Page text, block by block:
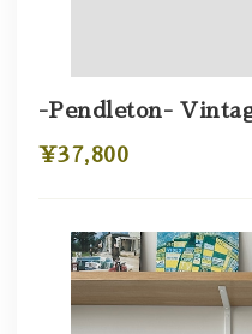
-Pendleton-
¥37,800